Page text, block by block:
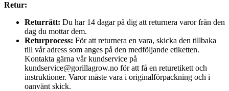
Retur:
Returrätt: Du har 14 dagar på dig att returnera varor från den
dag du mottar dem.
Returprocess: För att returnera en vara, skicka den tillbaka
till vår adress som anges på den medföljande etiketten.
Kontakta gärna vår kundservice på
kundservice@gorillagrow.no för att få en returetikett och
instruktioner. Varor måste vara i originalförpackning och i
oanvänt skick.